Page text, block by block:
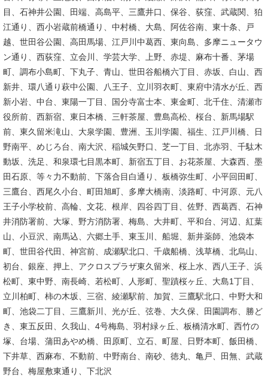
目、石神井公園、田端、高島平、三鷹井口、保谷、荻窪、武蔵関、狛
江通り、西小岩蔵前橋通り、中村橋、大島、阿佐谷南、東十条、戸
越、世田谷公園、高田馬場、江戸川中葛西、東向島、多摩ニュータウ
ン通り、西荻窪、立会川、学芸大学、上野、赤堤、麻布十番、茅場
町、調布小島町、下丸子、青山、世田谷船橋六丁目、赤坂、白山、西
新井、環八通り萩中公園、八王子、立川羽衣町、東府中清水が丘、西
新小岩、中台、東陽一丁目、国分寺富士本、東金町、北千住、清瀬市
役所前、西新宿、東日本橋、三軒茶屋、豊島高松、桜台、新馬場駅
前、東久留米滝山、大泉学園、豊洲、玉川学園、福生、江戸川橋、日
野南平、めじろ台、南大沢、稲城矢野口、芝一丁目、北赤羽、千駄木
動坂、洗足、和泉環七目黒本町、新宿五丁目、お花茶屋、大森西、墨
田石原、等々力不動前、下落合目白通り、板橋弥生町、小平回田町、
三鷹台、西尾久小台、町田旭町、多摩大橋南、淡路町、中河原、元八
王子小学校前、高輪、文花、根岸、四谷四丁目、佐野、西葛西、石神
井消防署前、大塚、野方消防署、梅島、大井町、平和台、河辺、紅葉
山、小豆沢、南馬込、六郷土手、東玉川、船堀、新井薬師、池袋本
町、世田谷代田、神宮前、成瀬駅北口、千歳船橋、浅草橋、北烏山、
初台、銀座、押上、アクロスプラザ東久留米、桜上水、西八王子、浜
松町、東中野、南長崎、若松町、人形町、聖蹟桜ヶ丘、大島1丁目、
立川柏町、柿の木坂、三宿、綾瀬駅前、加賀、三鷹駅北口、中野大和
町、池袋二丁目、三鷹新川、光が丘、弦巻、大久保、田園調布、勝ど
き、東五反田、久我山、4号梅島、羽村緑ヶ丘、板橋清水町、西竹の
塚、台場、蒲田あやめ橋、田原町、立石、町屋、日野本町、飯田橋、
下井草、西麻布、不動前、中野南台、南砂、徳丸、亀戸、田無、武蔵
野台、梅屋敷東通り、下北沢